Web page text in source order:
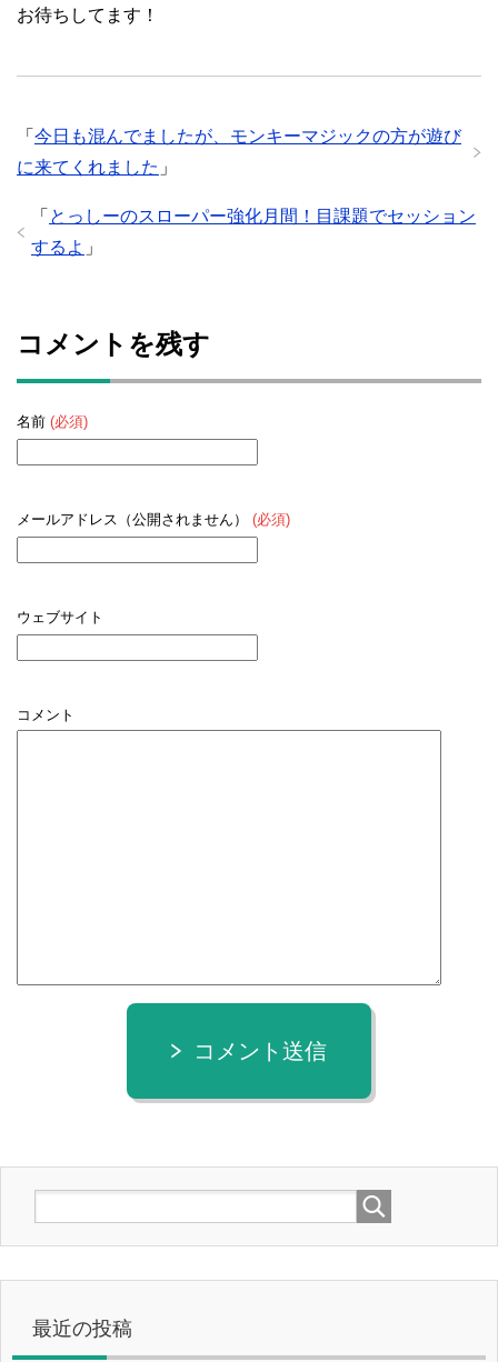
お待ちしてます！
「 今日も混んでましたが、モンキーマジックの方が遊び
に来てくれました 」
「 とっしーのスローパー強化月間！目課題でセッション
するよ 」
コメントを残す
名前 (必須)
メールアドレス（公開されません） (必須)
ウェブサイト
コメント
コメント送信
最近の投稿